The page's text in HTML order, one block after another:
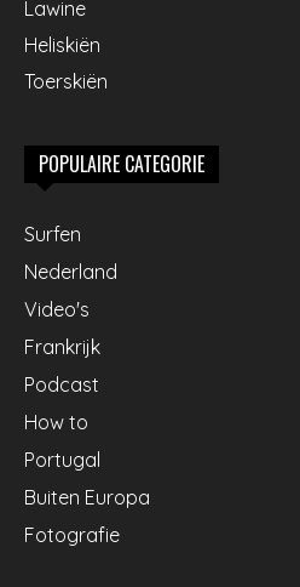
Lawine
Heliskiën
Toerskiën
POPULAIRE CATEGORIE
Surfen
Nederland
Video's
Frankrijk
Podcast
How to
Portugal
Buiten Europa
Fotografie